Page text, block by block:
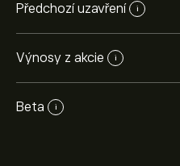
Předchozí uzavření i
Výnosy z akcie i
Beta i